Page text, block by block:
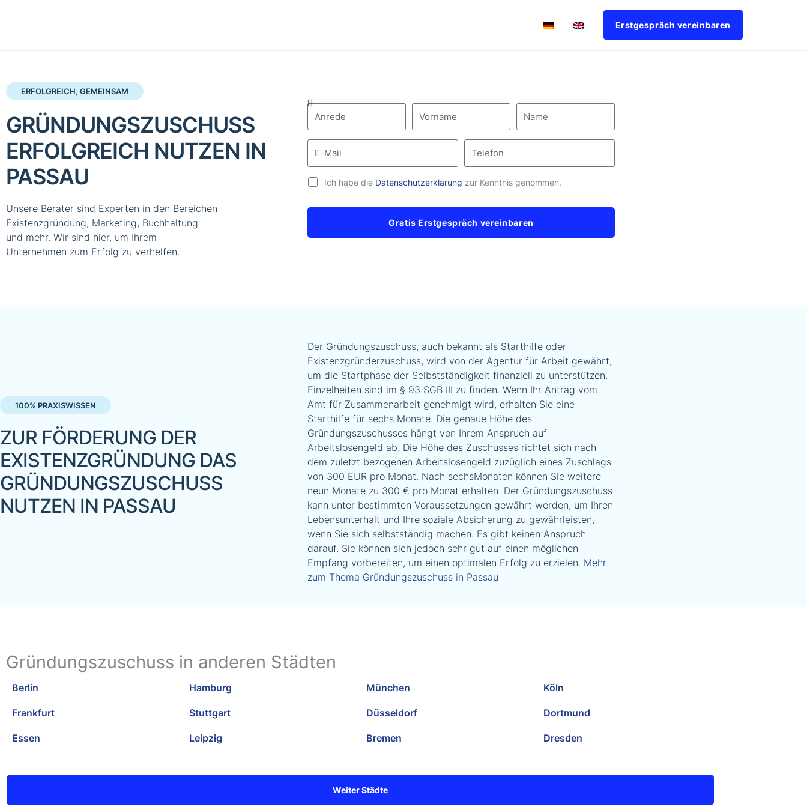
Erstgespräch vereinbaren
ERFOLGREICH, GEMEINSAM
GRÜNDUNGSZUSCHUSS
ERFOLGREICH NUTZEN IN
PASSAU
Unsere Berater sind Experten in den Bereichen
Existenzgründung, Marketing, Buchhaltung
und mehr. Wir sind hier, um Ihrem
Unternehmen zum Erfolg zu verhelfen.
Ich habe die Datenschutzerklärung zur Kenntnis genommen.
Gratis Erstgespräch vereinbaren
100% PRAXISWISSEN
ZUR FÖRDERUNG DER
EXISTENZGRÜNDUNG DAS
GRÜNDUNGSZUSCHUSS
NUTZEN IN PASSAU
Der Gründungszuschuss, auch bekannt als Starthilfe oder
Existenzgründerzuschuss, wird von der Agentur für Arbeit gewährt,
um die Startphase der Selbstständigkeit finanziell zu unterstützen.
Einzelheiten sind im § 93 SGB III zu finden. Wenn Ihr Antrag vom
Amt für Zusammenarbeit genehmigt wird, erhalten Sie eine
Starthilfe für sechs Monate. Die genaue Höhe des
Gründungszuschusses hängt von Ihrem Anspruch auf
Arbeitslosengeld ab. Die Höhe des Zuschusses richtet sich nach
dem zuletzt bezogenen Arbeitslosengeld zuzüglich eines Zuschlags
von 300 EUR pro Monat. Nach sechsMonaten können Sie weitere
neun Monate zu 300 € pro Monat erhalten. Der Gründungszuschuss
kann unter bestimmten Voraussetzungen gewährt werden, um Ihren
Lebensunterhalt und Ihre soziale Absicherung zu gewährleisten,
wenn Sie sich selbstständig machen. Es gibt keinen Anspruch
darauf. Sie können sich jedoch sehr gut auf einen möglichen
Empfang vorbereiten, um einen optimalen Erfolg zu erzielen. Mehr
zum Thema Gründungszuschuss in Passau
Gründungszuschuss in anderen Städten
Berlin Hamburg München Köln
Frankfurt Stuttgart Düsseldorf Dortmund
Essen Leipzig Bremen Dresden
Weiter Städte